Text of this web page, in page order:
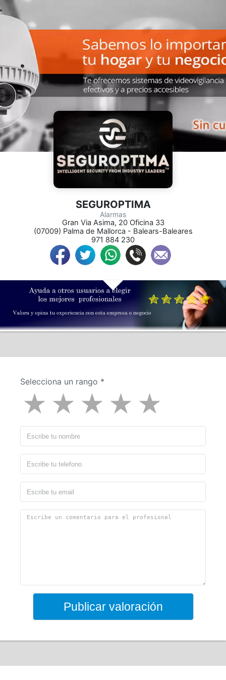
SEGUROPTIMA
Alarmas
Gran Via Asima, 20 Oficina 33
(07009) Palma de Mallorca - Balears-Baleares
971 884 230
Selecciona un rango *
★ ★ ★ ★ ★
Publicar valoración